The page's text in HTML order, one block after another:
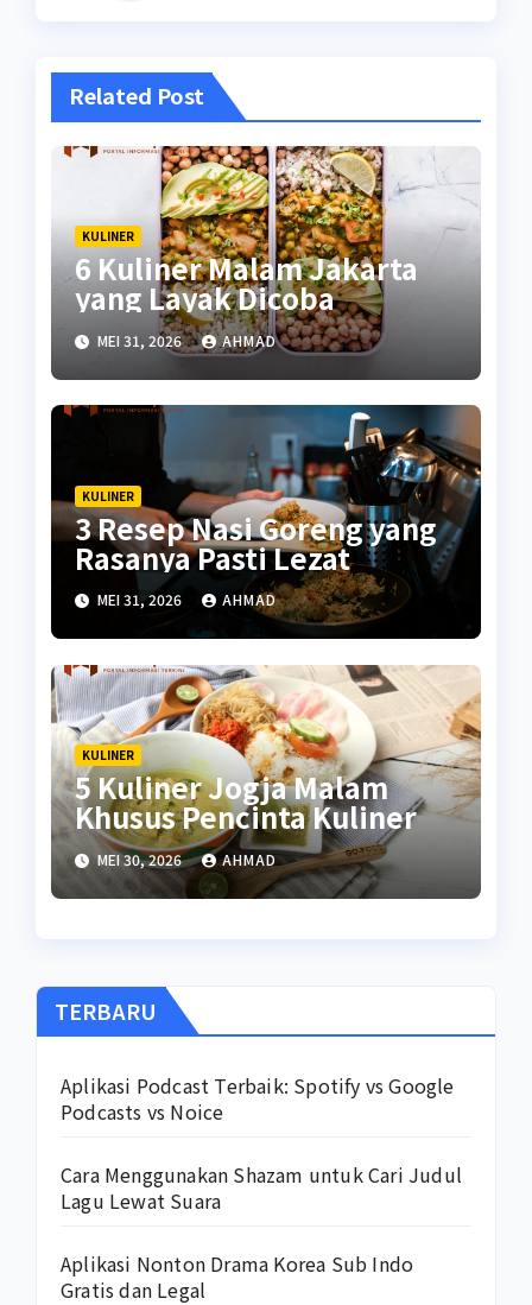
Related Post
KULINER
6 Kuliner Malam Jakarta
yang Layak Dicoba
MEI 31, 2026 AHMAD
KULINER
3 Resep Nasi Goreng yang
Rasanya Pasti Lezat
MEI 31, 2026 AHMAD
KULINER
5 Kuliner Jogja Malam
Khusus Pencinta Kuliner
MEI 30, 2026 AHMAD
TERBARU
Aplikasi Podcast Terbaik: Spotify vs Google
Podcasts vs Noice
Cara Menggunakan Shazam untuk Cari Judul
Lagu Lewat Suara
Aplikasi Nonton Drama Korea Sub Indo
Gratis dan Legal